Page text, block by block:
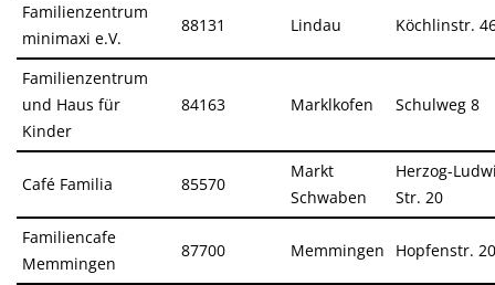
Familienzentrum
minimaxi e.V.
88131 Lindau Köchlinstr.
Familienzentrum
und Haus für
Kinder
84163 Marklkofen Schulweg 8
Café Familia 85570
Markt
Schwaben
Herzog-
Str. 20
Familiencafe
Memmingen
87700 Memmingen Hopfenstr. 20